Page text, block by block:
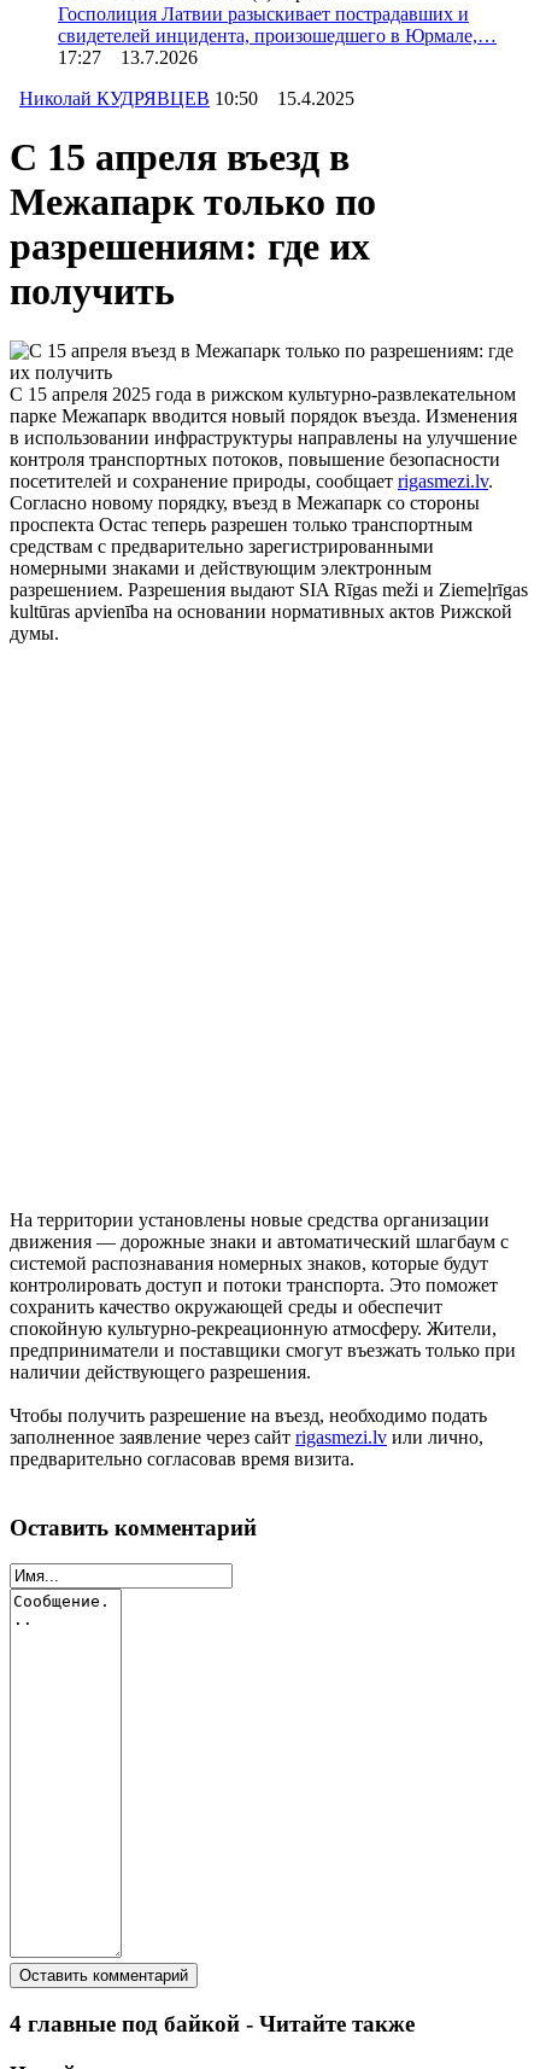
Госполиция Латвии разыскивает пострадавших и
свидетелей инцидента, произошедшего в Юрмале,…
17:27 13.7.2026
Николай КУДРЯВЦЕВ 10:50 15.4.2025
С 15 апреля въезд в
Межапарк только по
разрешениям: где их
получить
С 15 апреля 2025 года в рижском культурно-развлекательном
парке Межапарк вводится новый порядок въезда. Изменения
в использовании инфраструктуры направлены на улучшение
контроля транспортных потоков, повышение безопасности
посетителей и сохранение природы, сообщает rigasmezi.lv.
Согласно новому порядку, въезд в Межапарк со стороны
проспекта Остас теперь разрешен только транспортным
средствам с предварительно зарегистрированными
номерными знаками и действующим электронным
разрешением. Разрешения выдают SIA Rīgas meži и Ziemeļrīgas
kultūras apvienība на основании нормативных актов Рижской
думы.
На территории установлены новые средства организации
движения — дорожные знаки и автоматический шлагбаум с
системой распознавания номерных знаков, которые будут
контролировать доступ и потоки транспорта. Это поможет
сохранить качество окружающей среды и обеспечит
спокойную культурно-рекреационную атмосферу. Жители,
предприниматели и поставщики смогут въезжать только при
наличии действующего разрешения.
Чтобы получить разрешение на въезд, необходимо подать
заполненное заявление через сайт rigasmezi.lv или лично,
предварительно согласовав время визита.
Оставить комментарий
4 главные под байкой - Читайте также